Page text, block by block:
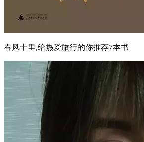
春风十里,给热爱旅行的你推荐7本书